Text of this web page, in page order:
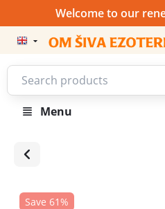
Welcome to our
Menu
Save 61%